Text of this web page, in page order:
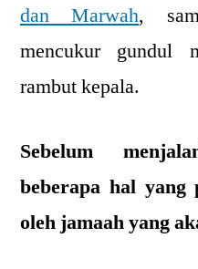
dan Marwah,
mencukur gundul
rambut kepala.
Sebelum
beberapa hal
oleh jamaah yang